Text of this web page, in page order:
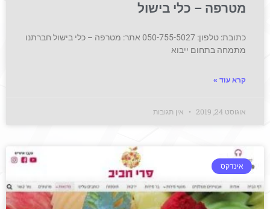
מטרפה – כלי בישול
כתובת: טלפון: 050-755-5027 אתר: מטרפה – כלי בישול חברתנו
מתמחה בתחום ייבוא
קרא עוד »
אוגוסט 24, 2019 אין תגובות
אינדקס